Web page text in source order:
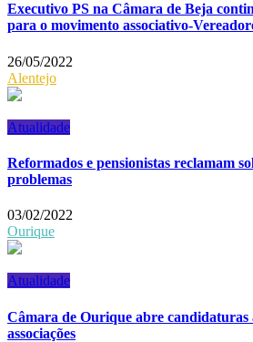
Executivo PS na Câmara de Beja
para o movimento associativo-
26/05/2022
Alentejo
Atualidade
Reformados e pensionistas reclamam
problemas
03/02/2022
Ourique
Atualidade
Câmara de Ourique abre candidaturas
associações